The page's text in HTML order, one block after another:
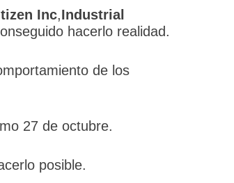
Inc,Industrial
hacerlo realidad.
de los
27 de octubre.
posible.